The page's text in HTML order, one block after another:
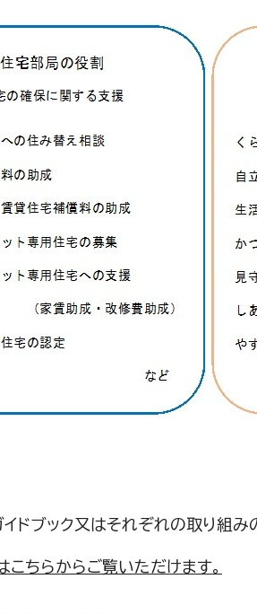
ドブック又はそれぞれの取り組み
こちらからご覧いただけます。